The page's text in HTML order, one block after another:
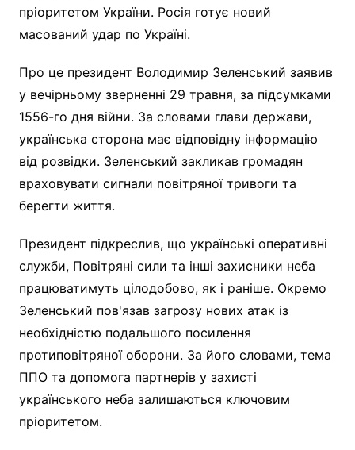
пріоритетом України. Росія готує новий
масований удар по Україні.
Про це президент Володимир Зеленський заявив
у вечірньому зверненні 29 травня, за підсумками
1556-го дня війни. За словами глави держави,
українська сторона має відповідну інформацію
від розвідки. Зеленський закликав громадян
враховувати сигнали повітряної тривоги та
берегти життя.
Президент підкреслив, що українські оперативні
служби, Повітряні сили та інші захисники неба
працюватимуть цілодобово, як і раніше. Окремо
Зеленський пов'язав загрозу нових атак із
необхідністю подальшого посилення
протиповітряної оборони. За його словами, тема
ППО та допомога партнерів у захисті
українського неба залишаються ключовим
пріоритетом.